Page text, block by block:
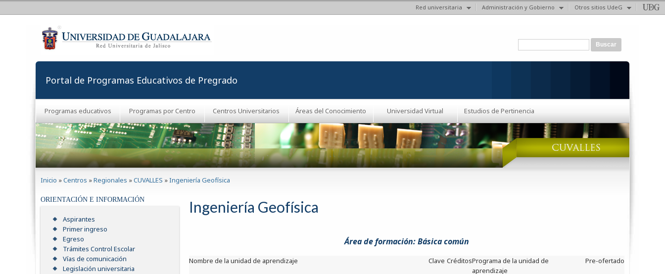
Red universitaria Administración y Gobierno Otros sitios UdeG
Formulario de búsqueda
Portal de Programas Educativos de Pregrado
Programas educativos Programas por Centro Centros Universitarios Áreas del Conocimiento Universidad Virtual Estudios de Pertinencia
Inicio »Centros »Regionales »CUVALLES »Ingeniería Geofísica
ORIENTACIÓN E INFORMACIÓN
Aspirantes
Primer ingreso
Egreso
Trámites Control Escolar
Vías de comunicación
Legislación universitaria
Ingeniería Geofísica
Área de formación: Básica común
nombre de la unidad de aprendizaje Clave CréditosPrograma de la unidad de
aprendizaje
Pre-ofertado